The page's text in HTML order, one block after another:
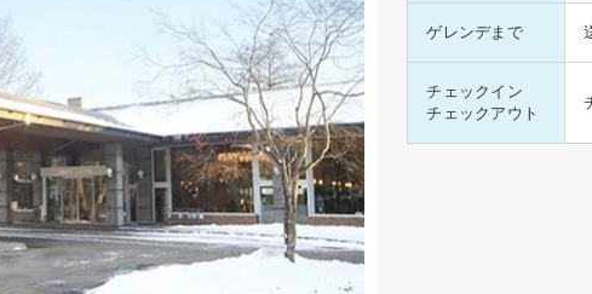
ゲレンデまで
チェックイン
チェックアウト